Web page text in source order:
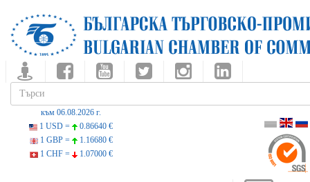
към 06.08.2026 г.
1 USD =
0.86640 €
1 GBP =
1.16680 €
1 CHF =
1.07000 €